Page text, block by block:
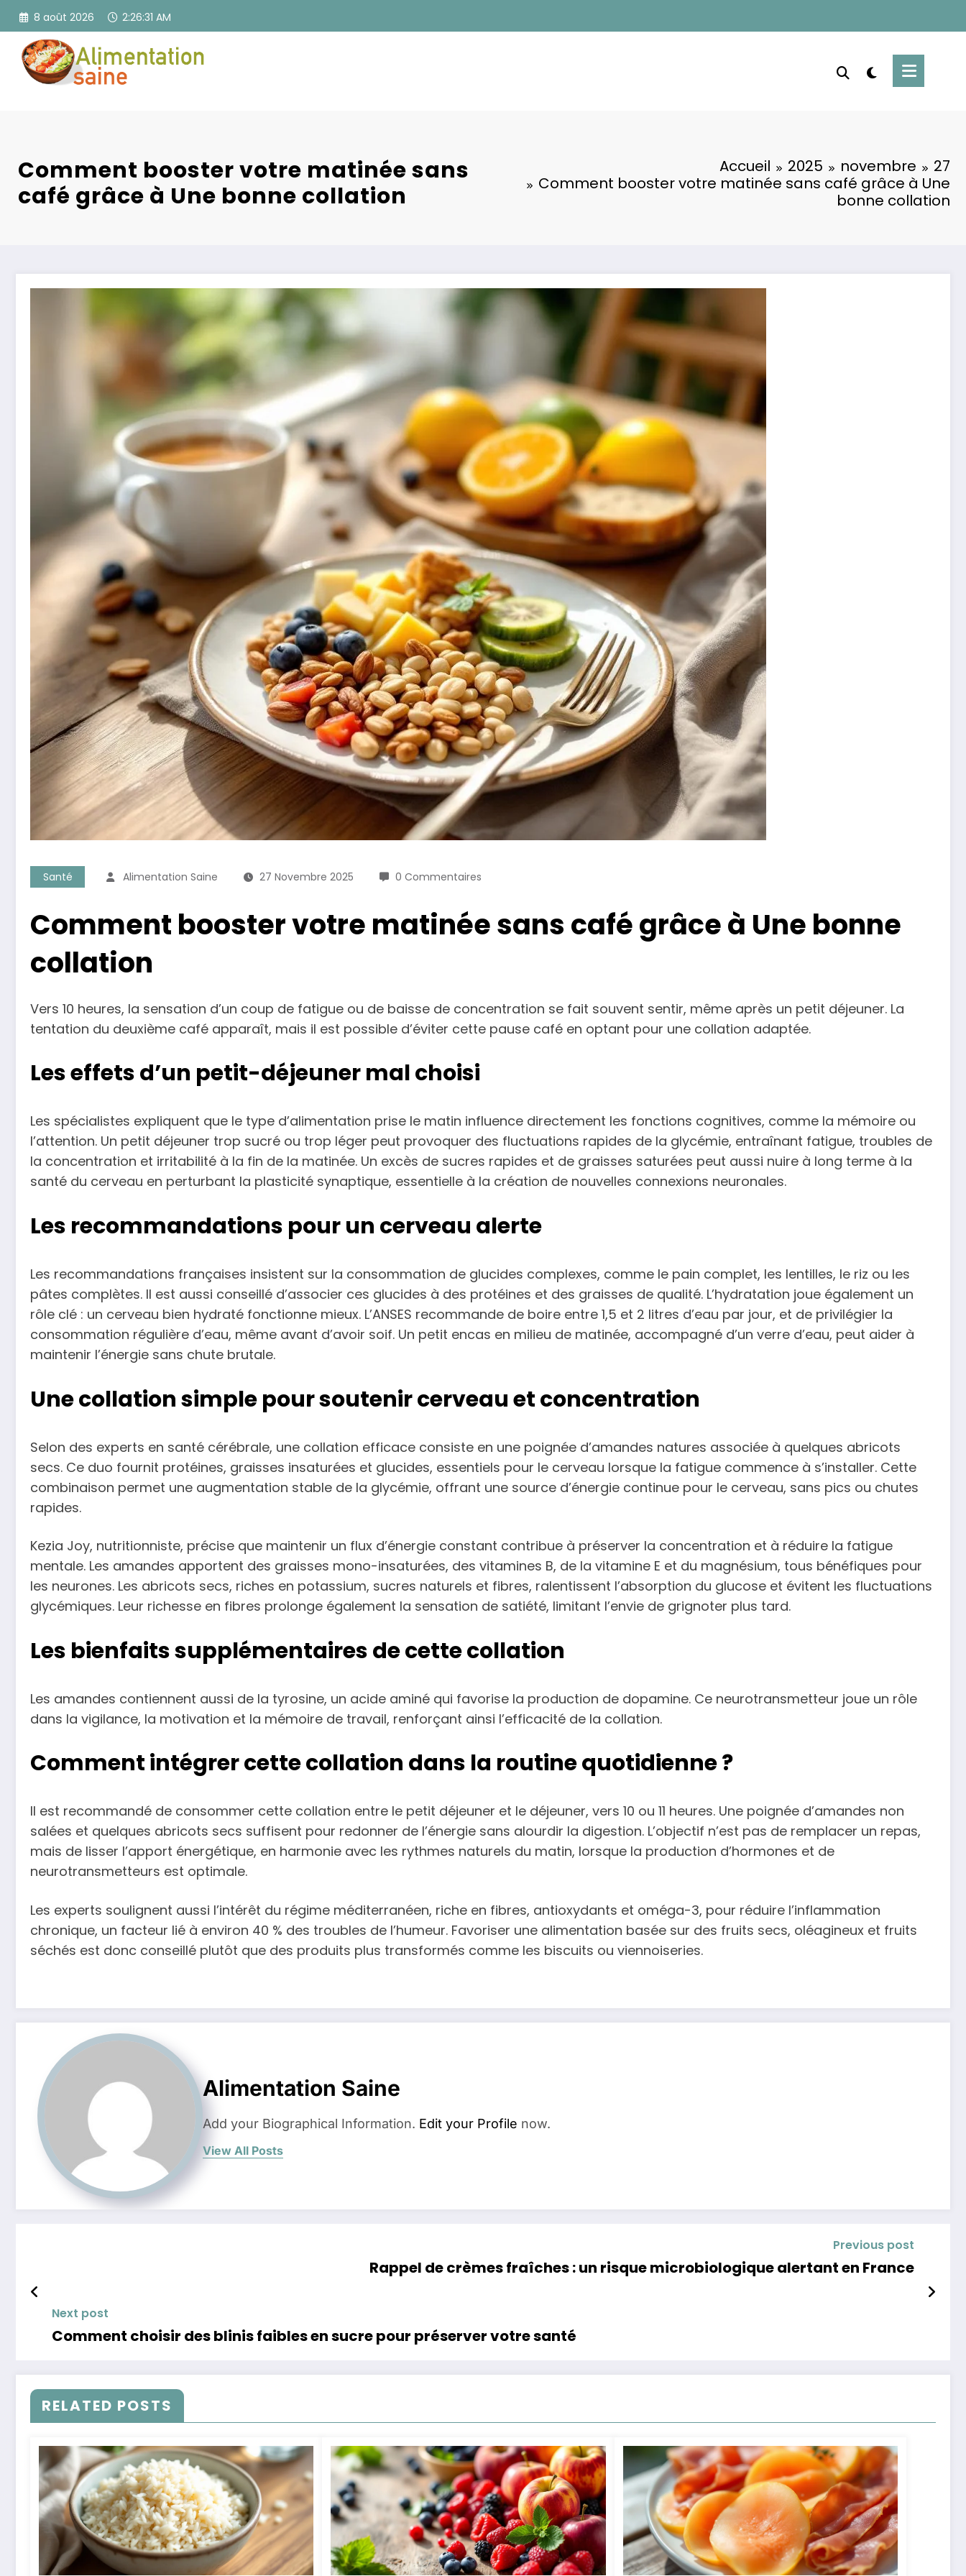
Aller
contenu
8 août 2026 2:26:32 AM
Comment booster votre matinée sans
café grâce à Une bonne collation
Accueil 2025 novembre
27
Comment booster votre matinée sans café grâce à Une
bonne collation
Santé Alimentation Saine 27 Novembre 2025 0 Commentaires
Comment booster votre matinée sans café grâce à Une bonne
collation
Vers 10 heures, la sensation d’un coup de fatigue ou de baisse de concentration se fait souvent sentir, même après un petit déjeuner. La
tentation du deuxième café apparaît, mais il est possible d’éviter cette pause café en optant pour une collation adaptée.
Les effets d’un petit-déjeuner mal choisi
Les spécialistes expliquent que le type d’alimentation prise le matin influence directement les fonctions cognitives, comme la mémoire ou
l’attention. Un petit déjeuner trop sucré ou trop léger peut provoquer des fluctuations rapides de la glycémie, entraînant fatigue, troubles de
la concentration et irritabilité à la fin de la matinée. Un excès de sucres rapides et de graisses saturées peut aussi nuire à long terme à la
santé du cerveau en perturbant la plasticité synaptique, essentielle à la création de nouvelles connexions neuronales.
Les recommandations pour un cerveau alerte
Les recommandations françaises insistent sur la consommation de glucides complexes, comme le pain complet, les lentilles, le riz ou les
pâtes complètes. Il est aussi conseillé d’associer ces glucides à des protéines et des graisses de qualité. L’hydratation joue également un
rôle clé : un cerveau bien hydraté fonctionne mieux. L’ANSES recommande de boire entre 1,5 et 2 litres d’eau par jour, et de privilégier la
consommation régulière d’eau, même avant d’avoir soif. Un petit encas en milieu de matinée, accompagné d’un verre d’eau, peut aider à
maintenir l’énergie sans chute brutale.
Une collation simple pour soutenir cerveau et concentration
Selon des experts en santé cérébrale, une collation efficace consiste en une poignée d’amandes natures associée à quelques abricots
secs. Ce duo fournit protéines, graisses insaturées et glucides, essentiels pour le cerveau lorsque la fatigue commence à s’installer. Cette
combinaison permet une augmentation stable de la glycémie, offrant une source d’énergie continue pour le cerveau, sans pics ou chutes
rapides.
Kezia Joy, nutritionniste, précise que maintenir un flux d’énergie constant contribue à préserver la concentration et à réduire la fatigue
mentale. Les amandes apportent des graisses mono-insaturées, des vitamines B, de la vitamine E et du magnésium, tous bénéfiques pour
les neurones. Les abricots secs, riches en potassium, sucres naturels et fibres, ralentissent l’absorption du glucose et évitent les fluctuations
glycémiques. Leur richesse en fibres prolonge également la sensation de satiété, limitant l’envie de grignoter plus tard.
Les bienfaits supplémentaires de cette collation
Les amandes contiennent aussi de la tyrosine, un acide aminé qui favorise la production de dopamine. Ce neurotransmetteur joue un rôle
dans la vigilance, la motivation et la mémoire de travail, renforçant ainsi l’efficacité de la collation.
Comment intégrer cette collation dans la routine quotidienne ?
Il est recommandé de consommer cette collation entre le petit déjeuner et le déjeuner, vers 10 ou 11 heures. Une poignée d’amandes non
salées et quelques abricots secs suffisent pour redonner de l’énergie sans alourdir la digestion. L’objectif n’est pas de remplacer un repas,
mais de lisser l’apport énergétique, en harmonie avec les rythmes naturels du matin, lorsque la production d’hormones et de
neurotransmetteurs est optimale.
Les experts soulignent aussi l’intérêt du régime méditerranéen, riche en fibres, antioxydants et oméga-3, pour réduire l’inflammation
chronique, un facteur lié à environ 40 % des troubles de l’humeur. Favoriser une alimentation basée sur des fruits secs, oléagineux et fruits
séchés est donc conseillé plutôt que des produits plus transformés comme les biscuits ou viennoiseries.
Alimentation Saine
Add your Biographical Information. Edit your Profile now.
View All Posts
Previous post
Rappel de crèmes fraîches : un risque microbiologique alertant en France
Next post
Comment choisir des blinis faibles en sucre pour préserver votre santé
RELATED POSTS